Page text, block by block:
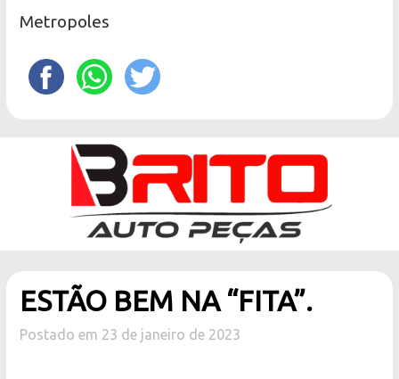
Metropoles
ESTÃO BEM NA “FITA”.
Postado em 23 de janeiro de 2023